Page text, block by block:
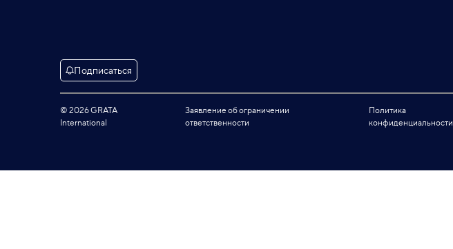
Подписаться
© 2026 GRATA
International
Заявление об ограничении
ответственности
Политика
конфиденциальности